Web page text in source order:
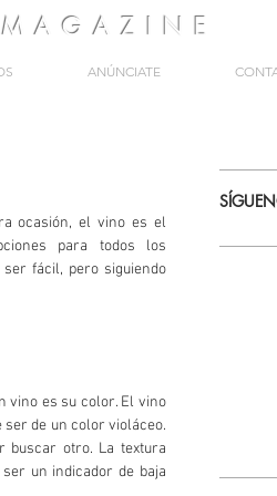
ANÚNCIATE
ocasión, el vino es el
para todos los
fácil, pero siguiendo
vino es su color. El vino
de un color violáceo.
buscar otro. La textura
un indicador de baja